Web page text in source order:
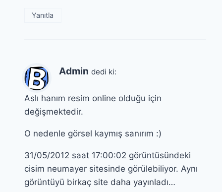
Yanıtla
Admin dedi ki:
Aslı hanım resim online olduğu için
değişmektedir.
O nedenle görsel kaymış sanırım :)
31/05/2012 saat 17:00:02 görüntüsündeki
cisim neumayer sitesinde görülebiliyor. Aynı
görüntüyü birkaç site daha yayınladı…